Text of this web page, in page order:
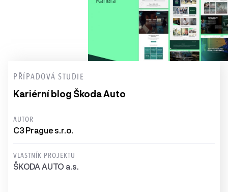
PŘÍPADOVÁ STUDIE
Kariérní blog Škoda Auto
AUTOR
C3 Prague s.r.o.
VLASTNÍK PROJEKTU
ŠKODA AUTO a.s.